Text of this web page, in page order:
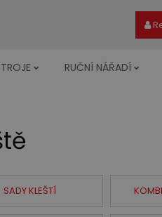
RUČNÍ NÁŘADÍ
SADY KLEŠTÍ